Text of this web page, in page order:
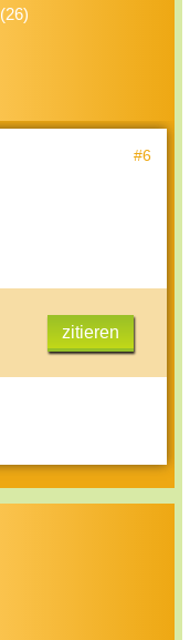
(26)
#6
zitieren